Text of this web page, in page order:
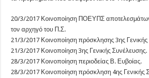
20/3/2017 Κοινοποίηση ΠΟΕΥΠΣ
τον αρχηγό του Π.Σ.
21/3/2017 Κοινοποίηση πρόσκλησης 3ης
21/3/2017 Κοινοποίηση 3ης Γενικής Συνέλευσης.
28/3/2017 Κοινοποίηση περιοδείας Β. Ευβοίας.
28/3/2017 Κοινοποίηση πρόσκληση 4ης Γενικής